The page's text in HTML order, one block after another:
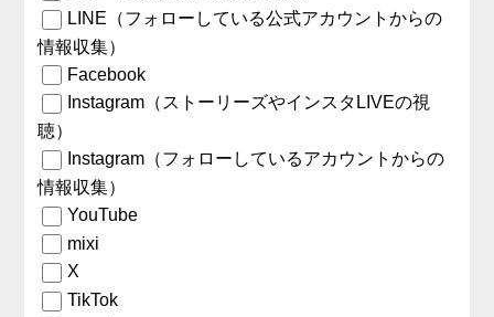
LINE（フォローしている公式アカウントからの
情報収集）
Facebook
Instagram（ストーリーズやインスタLIVEの視
聴）
Instagram（フォローしているアカウントからの
情報収集）
YouTube
mixi
X
TikTok